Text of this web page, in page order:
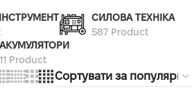
СИЛОВА ТЕХНІКА
587 Product
АКУМУЛЯТОРИ
11 Product